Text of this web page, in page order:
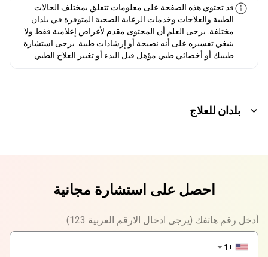
قد تحتوي هذه الصفحة على معلومات تتعلق بمختلف الحالات
الطبية والعلاجات وخدمات الرعاية الصحية المتوفرة في بلدان
مختلفة. يرجى العلم أن المحتوى مقدم لأغراض إعلامية فقط ولا
ينبغي تفسيره على أنه نصيحة أو إرشادات طبية. يرجى استشارة
طبيبك أو أخصائي طبي مؤهل قبل البدء أو تغيير العلاج الطبي.
بلدان للعلاج
احصل على استشارة مجانية
أدخل رقم هاتفك (يرجى ادخال الارقم العربية 123)
+1
▼